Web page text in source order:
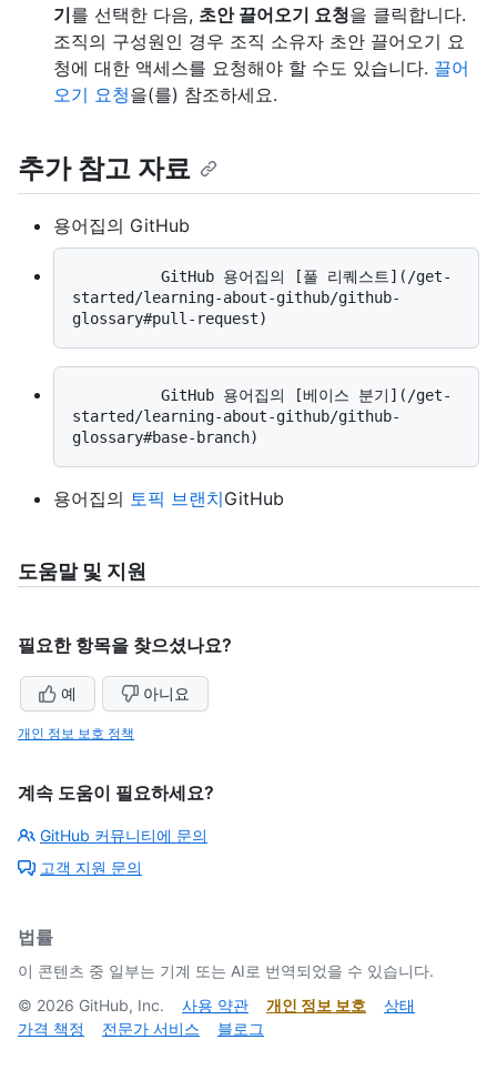
기를 선택한 다음, 초안 끌어오기 요청을 클릭합니다.
조직의 구성원인 경우 조직 소유자 초안 끌어오기 요
청에 대한 액세스를 요청해야 할 수도 있습니다. 끌어
오기 요청을(를) 참조하세요.
추가 참고 자료
용어집의 GitHub
started/learning-about-github/github-
started/learning-about-github/github-
용어집의 토픽 브랜치GitHub
도움말 및 지원
필요한 항목을 찾으셨나요?
예 아니요
개인 정보 보호 정책
계속 도움이 필요하세요?
GitHub 커뮤니티에 문의
고객 지원 문의
법률
이 콘텐츠 중 일부는 기계 또는 AI로 번역되었을 수 있습니다.
© 2026 GitHub, Inc. 사용 약관 개인 정보 보호
상태
가격 책정
전문가 서비스 블로그